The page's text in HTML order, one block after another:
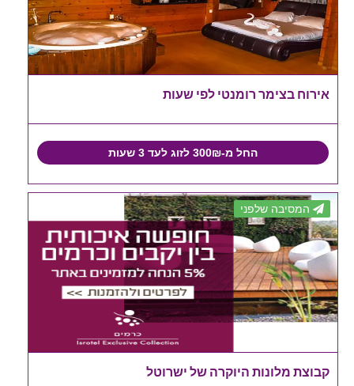
אירוח בצימר רומנטי לפי שעות
החל מ-300₪ לזוג לעד 3 שעות
המסיבה שלפני
קבוצת מלונות היוקרה של ישרוטל